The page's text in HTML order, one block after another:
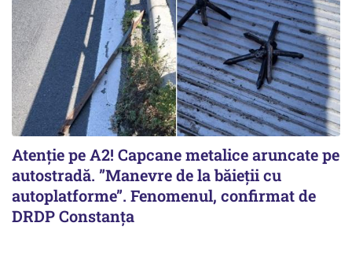
Atenție pe A2! Capcane metalice aruncate pe
autostradă. ”Manevre de la băieții cu
autoplatforme”. Fenomenul, confirmat de
DRDP Constanța